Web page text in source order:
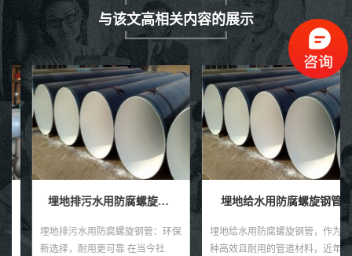
与该文高相关内容的展示
埋地排污水用防腐螺旋钢管
埋地排污水用防腐螺旋钢管：环保
新选择，耐用更可靠 在当今社
埋地给水用防腐螺旋钢管
埋地给水用防腐螺旋钢管，作为一
种高效且耐用的管道材料，近年来